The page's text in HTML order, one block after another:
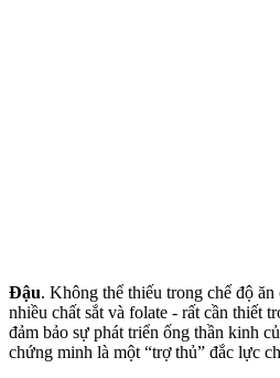
Đậu. Không thể thiếu trong chế độ
nhiều chất sắt và folate - rất cần thiết
đảm bảo sự phát triển ống thần kinh
chứng minh là một “trợ thủ” đắc lực